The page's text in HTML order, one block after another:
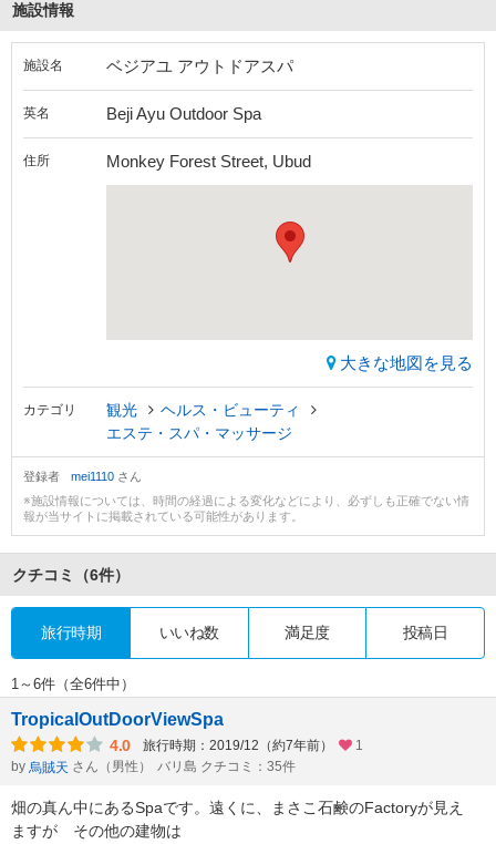
施設情報
施設名 ベジアユ アウトドアスパ
英名 Beji Ayu Outdoor Spa
住所 Monkey Forest Street, Ubud
大きな地図を見る
カテゴリ 観光
ヘルス・ビューティ
エステ・スパ・マッサージ
登録者 mei1110 さん
※施設情報については、時間の経過による変化などにより、必ずしも正確でない情
報が当サイトに掲載されている可能性があります。
クチコミ （6件）
旅行時期 いいね数 満足度 投稿日
1～6件（全6件中）
TropicalOutDoorViewSpa
4.0 旅行時期：2019/12（約7年前）
1
by 烏賊天 さん（男性） バリ島 クチコミ：35件
畑の真ん中にあるSpaです。遠くに、まさこ石鹸のFactoryが見え
ますが その他の建物は